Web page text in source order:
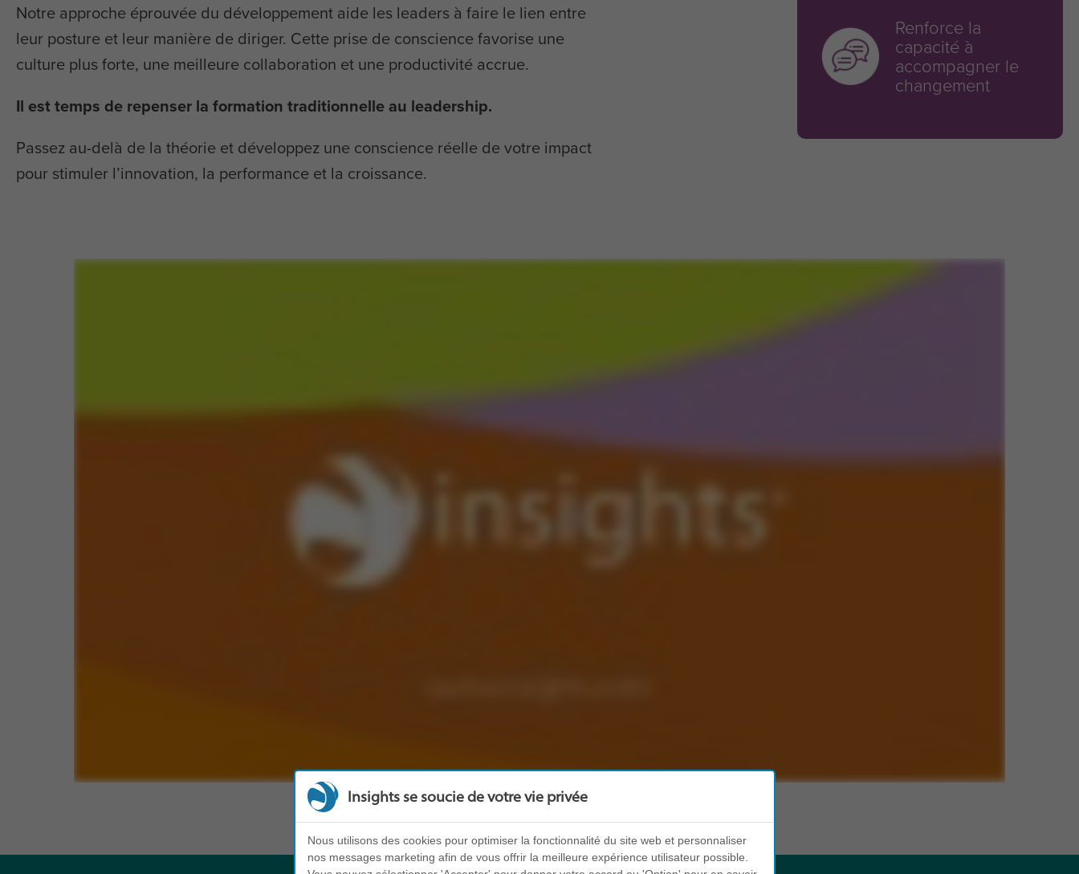
Notre approche éprouvée du développement aide les leaders à faire le lien entre
leur posture et leur manière de diriger. Cette prise de conscience favorise une
culture plus forte, une meilleure collaboration et une productivité accrue.
Il est temps de repenser la formation traditionnelle au leadership.
Passez au-delà de la théorie et développez une conscience réelle de votre impact
pour stimuler l’innovation, la performance et la croissance.
Renforce la
capacité à
accompagner le
changement
Insights se soucie de votre vie privée
Nous utilisons des cookies pour optimiser la fonctionnalité du site web et personnaliser
nos messages marketing afin de vous offrir la meilleure expérience utilisateur possible.